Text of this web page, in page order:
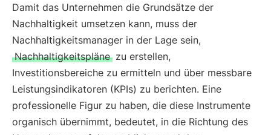
Damit das Unternehmen die Grundsätze der
Nachhaltigkeit umsetzen kann, muss der
Nachhaltigkeitsmanager in der Lage sein,
Nachhaltigkeitspläne zu erstellen,
Investitionsbereiche zu ermitteln und über messbare
Leistungsindikatoren (KPIs) zu berichten. Eine
professionelle Figur zu haben, die diese Instrumente
organisch übernimmt, bedeutet, in die Richtung des